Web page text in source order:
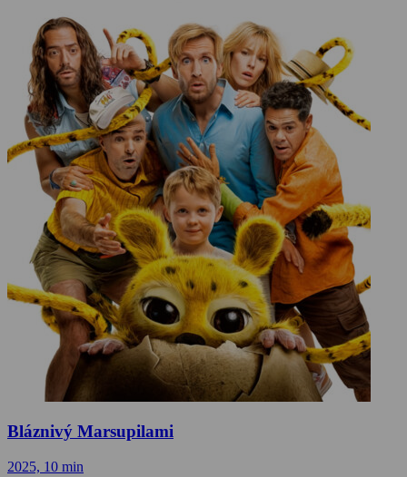
Bláznivý Marsupilami
2025, 10 min